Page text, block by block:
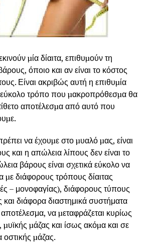
µία δίαιτα, επιθυµούν τη
όποιο και αν είναι το κόστος
Είναι ακριβώς αυτή η επιθυµία
εύκολο τρόπο που µακροπρόθεσµα θα
αποτέλεσµα από αυτό που
να έχουµε στο µυαλό µας, είναι
και η απώλεια λίπους δεν είναι το
βάρους είναι σχετικά εύκολο να
µε διάφορους τρόπους δίαιτας
– μονοφαγίας), διάφορους τύπους
και διάφορα διαστημικά συστήματα
να µεταφράζεται κυρίως
µάζας και ίσως ακόµα και σε
οστικής µάζας.